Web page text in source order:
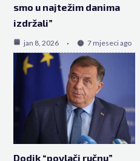
smo u najtežim danima
izdržali”
jan 8, 2026 7 mjeseci ago
Dodik “povlači ručnu”